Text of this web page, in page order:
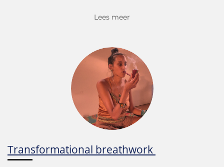
Lees meer
Transformational breathwork